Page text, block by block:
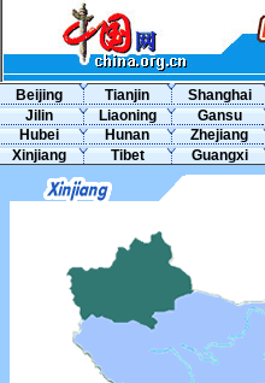
Beijing Tianjin Shanghai
Jilin
Liaoning Gansu
Hubei
Hunan Zhejiang
Xinjiang
Tibet Guangxi